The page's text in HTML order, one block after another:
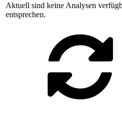
Aktuell sind keine Analysen
entsprechen.